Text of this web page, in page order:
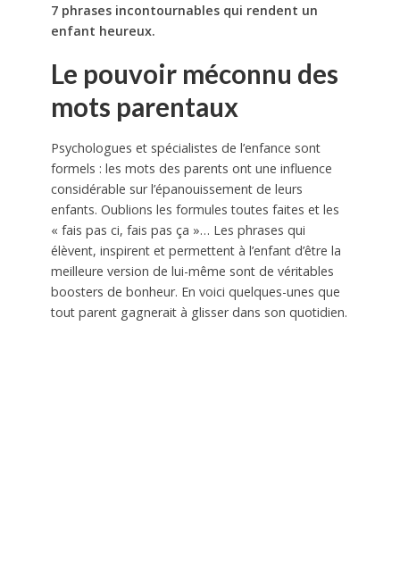
7 phrases incontournables qui rendent un
enfant heureux.
Le pouvoir méconnu des
mots parentaux
Psychologues et spécialistes de l’enfance sont
formels : les mots des parents ont une influence
considérable sur l’épanouissement de leurs
enfants. Oublions les formules toutes faites et les
« fais pas ci, fais pas ça »… Les phrases qui
élèvent, inspirent et permettent à l’enfant d’être la
meilleure version de lui-même sont de véritables
boosters de bonheur. En voici quelques-unes que
tout parent gagnerait à glisser dans son quotidien.